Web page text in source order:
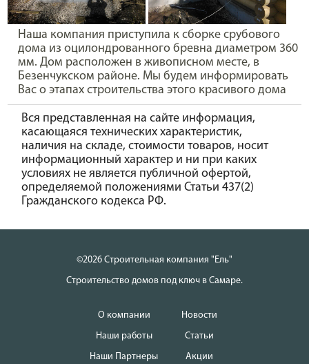
Наша компания приступила к сборке срубового
дома из оцилондрованного бревна диаметром 360
мм. Дом расположен в живописном месте, в
Безенчукском районе. Мы будем информировать
Вас о этапах строительства этого красивого дома
Вся представленная на сайте информация,
касающаяся технических характеристик,
наличия на складе, стоимости товаров, носит
информационный характер и ни при каких
условиях не является публичной офертой,
определяемой положениями Статьи 437(2)
Гражданского кодекса РФ.
©2026 Строительная компания "Ель"
Строительство домов под ключ в Самаре.
О компании
Наши работы
Наши Партнеры
Новости
Статьи
Акции